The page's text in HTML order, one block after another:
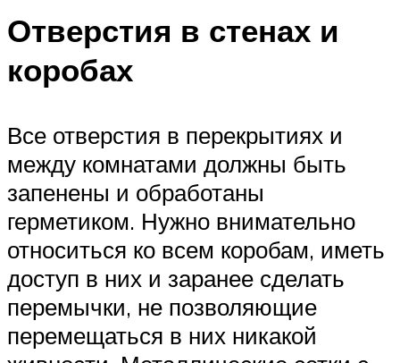
Отверстия в стенах и
коробах
Все отверстия в перекрытиях и
между комнатами должны быть
запенены и обработаны
герметиком. Нужно внимательно
относиться ко всем коробам, иметь
доступ в них и заранее сделать
перемычки, не позволяющие
перемещаться в них никакой